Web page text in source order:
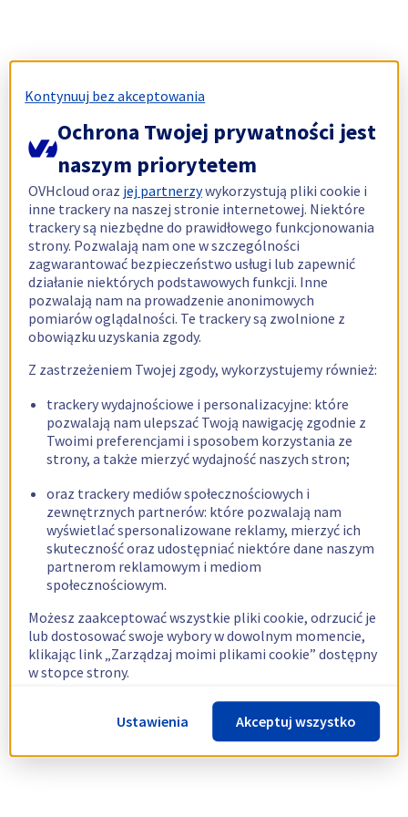
Kontynuuj bez akceptowania
Ochrona Twojej prywatności jest
naszym priorytetem
OVHcloud oraz jej partnerzywykorzystują pliki cookie i
inne trackery na naszej stronie internetowej. Niektóre
trackery są niezbędne do prawidłowego funkcjonowania
strony. Pozwalają nam one w szczególności
zagwarantować bezpieczeństwo usługi lub zapewnić
działanie niektórych podstawowych funkcji. Inne
pozwalają nam na prowadzenie anonimowych
pomiarów oglądalności. Te trackery są zwolnione z
obowiązku uzyskania zgody.
Z zastrzeżeniem Twojej zgody, wykorzystujemy również:
trackery wydajnościowe i personalizacyjne: które
pozwalają nam ulepszać Twoją nawigację zgodnie z
Twoimi preferencjami i sposobem korzystania ze
strony, a także mierzyć wydajność naszych stron;
oraz trackery mediów społecznościowych i
zewnętrznych partnerów: które pozwalają nam
wyświetlać spersonalizowane reklamy, mierzyć ich
skuteczność oraz udostępniać niektóre dane naszym
partnerom reklamowym i mediom
społecznościowym.
Możesz zaakceptować wszystkie pliki cookie, odrzucić je
lub dostosować swoje wybory w dowolnym momencie,
klikając link „Zarządzaj moimi plikami cookie” dostępny
w stopce strony.
Więcej informacji znajdziesz w naszejpolityce
dotyczącej wykorzystywania plików cookie.
Ustawienia Akceptuj wszystko